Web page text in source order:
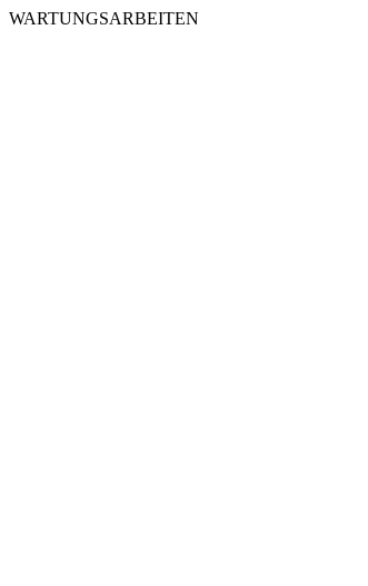
WARTUNGSARBEITEN